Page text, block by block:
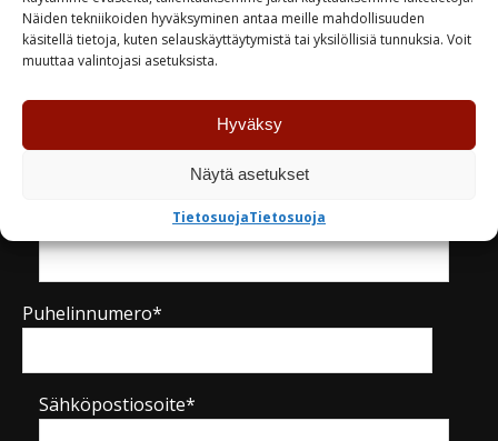
Näiden tekniikoiden hyväksyminen antaa meille mahdollisuuden
käsitellä tietoja, kuten selauskäyttäytymistä tai yksilöllisiä tunnuksia. Voit
muuttaa valintojasi asetuksista.
Hyväksy
Näytä asetukset
TietosuojaTietosuoja
Kysy tuotteesta / ota yhteyttä
Puhelinnumero*
Sähköpostiosoite*